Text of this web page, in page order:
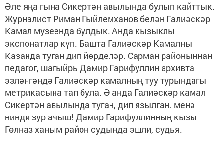
Әле яңа гына Сикертән авылында булып кайттык.
Журналист Риман Гыйлемханов белән Галиәскәр
Камал музеенда булдык. Анда кызыклы
экспонатлар күп. Башта Галиәскәр Камалны
Казанда туган дип йөрделәр. Сарман районыннан
педагог, шагыйрь Дамир Гарифуллин архивта
эзләнгәндә Галиәскәр камалның туу турындагы
метрикасына тап була. Ә анда Галиәскәр камал
Сикертән авылында туган, дип язылган. менә
нинди зур ачыш! Дамир Гарифуллинның кызы
Гөлназ ханым район судында эшли, судья.